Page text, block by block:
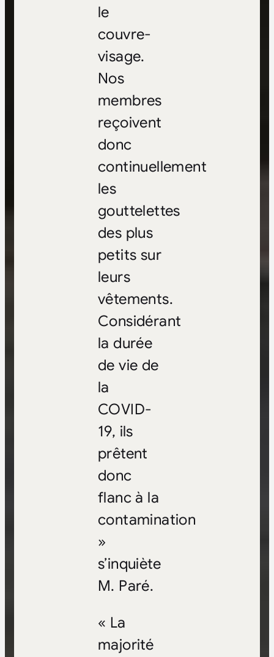
le
couvre-
visage.
Nos
membres
reçoivent
donc
continuellement
les
gouttelettes
des plus
petits sur
leurs
vêtements.
Considérant
la durée
de vie de
la
COVID-
19, ils
prêtent
donc
flanc à la
contamination
»
s’inquiète
M. Paré.
« La
majorité